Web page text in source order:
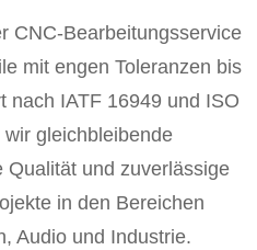
CNC-Bearbeitungsservice
mit engen Toleranzen bis
nach IATF 16949 und ISO
gleichbleibende
und zuverlässige
in den Bereichen
Audio und Industrie.